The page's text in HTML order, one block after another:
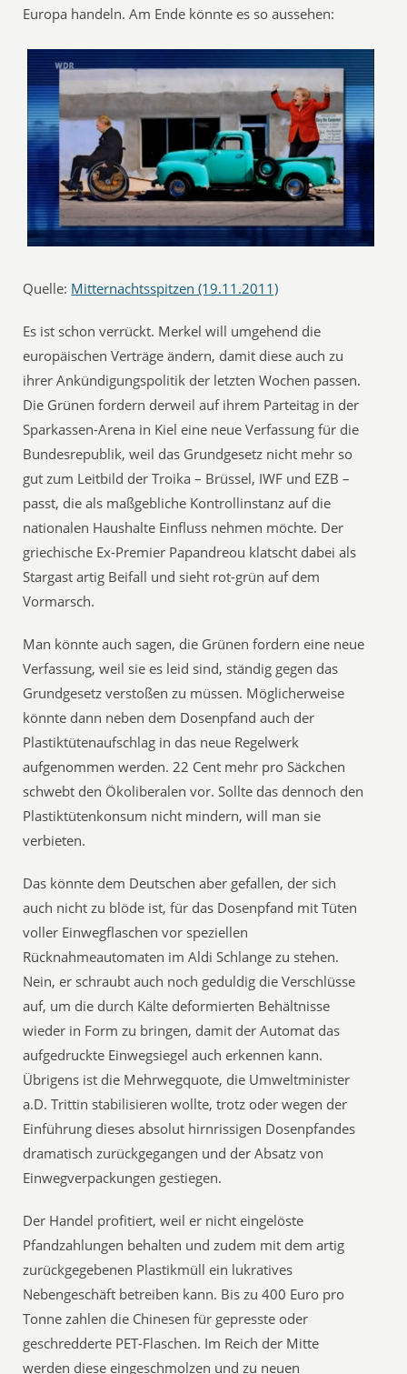
Europa handeln. Am Ende könnte es so aussehen:
Quelle: Mitternachtsspitzen (19.11.2011)
Es ist schon verrückt. Merkel will umgehend die
europäischen Verträge ändern, damit diese auch zu
ihrer Ankündigungspolitik der letzten Wochen passen.
Die Grünen fordern derweil auf ihrem Parteitag in der
Sparkassen-Arena in Kiel eine neue Verfassung für die
Bundesrepublik, weil das Grundgesetz nicht mehr so
gut zum Leitbild der Troika – Brüssel, IWF und EZB –
passt, die als maßgebliche Kontrollinstanz auf die
nationalen Haushalte Einfluss nehmen möchte. Der
griechische Ex-Premier Papandreou klatscht dabei als
Stargast artig Beifall und sieht rot-grün auf dem
Vormarsch.
Man könnte auch sagen, die Grünen fordern eine neue
Verfassung, weil sie es leid sind, ständig gegen das
Grundgesetz verstoßen zu müssen. Möglicherweise
könnte dann neben dem Dosenpfand auch der
Plastiktütenaufschlag in das neue Regelwerk
aufgenommen werden. 22 Cent mehr pro Säckchen
schwebt den Ökoliberalen vor. Sollte das dennoch den
Plastiktütenkonsum nicht mindern, will man sie
verbieten.
Das könnte dem Deutschen aber gefallen, der sich
auch nicht zu blöde ist, für das Dosenpfand mit Tüten
voller Einwegflaschen vor speziellen
Rücknahmeautomaten im Aldi Schlange zu stehen.
Nein, er schraubt auch noch geduldig die Verschlüsse
auf, um die durch Kälte deformierten Behältnisse
wieder in Form zu bringen, damit der Automat das
aufgedruckte Einwegsiegel auch erkennen kann.
Übrigens ist die Mehrwegquote, die Umweltminister
a.D. Trittin stabilisieren wollte, trotz oder wegen der
Einführung dieses absolut hirnrissigen Dosenpfandes
dramatisch zurückgegangen und der Absatz von
Einwegverpackungen gestiegen.
Der Handel profitiert, weil er nicht eingelöste
Pfandzahlungen behalten und zudem mit dem artig
zurückgegebenen Plastikmüll ein lukratives
Nebengeschäft betreiben kann. Bis zu 400 Euro pro
Tonne zahlen die Chinesen für gepresste oder
geschredderte PET-Flaschen. Im Reich der Mitte
werden diese eingeschmolzen und zu neuen